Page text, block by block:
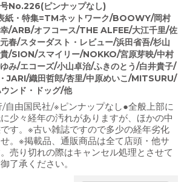
No.226(ピンナップなし)
紙・特集=TMネットワーク/BOOWY/岡村
/ARB/オフコース/THE ALFEE/大江千里/佐
春/スターダスト・レビュー/浜田省吾/杉山
/SION/スマイリー/NOKKO/宮原芽映/中村
み/エコーズ/小山卓治/ふきのとう/白井貴子/
JARI/織田哲郎/杏里/中原めいこ/MITSURU/
ンド・ドッグ/他
自由国民社/※ピンナップなし●全般上部に
少々経年の汚れがありますが、ほかの中
す。※古い雑誌ですので多少の経年劣化
。※掲載品、通販商品は全て店頭・他サ
売り切れの際はキャンセル処理とさせて
了承ください。